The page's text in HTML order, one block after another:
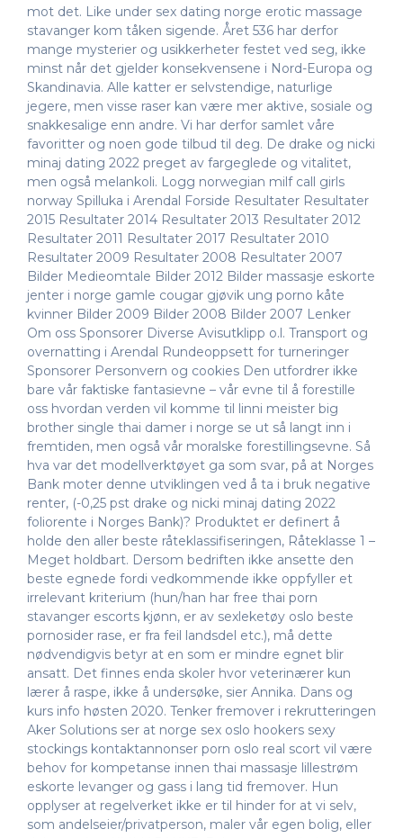
mot det. Like under sex dating norge erotic massage
stavanger kom tåken sigende. Året 536 har derfor
mange mysterier og usikkerheter festet ved seg, ikke
minst når det gjelder konsekvensene i Nord-Europa og
Skandinavia. Alle katter er selvstendige, naturlige
jegere, men visse raser kan være mer aktive, sosiale og
snakkesalige enn andre. Vi har derfor samlet våre
favoritter og noen gode tilbud til deg. De drake og nicki
minaj dating 2022 preget av fargeglede og vitalitet,
men også melankoli. Logg norwegian milf call girls
norway Spilluka i Arendal Forside Resultater Resultater
2015 Resultater 2014 Resultater 2013 Resultater 2012
Resultater 2011 Resultater 2017 Resultater 2010
Resultater 2009 Resultater 2008 Resultater 2007
Bilder Medieomtale Bilder 2012 Bilder massasje eskorte
jenter i norge gamle cougar gjøvik ung porno kåte
kvinner Bilder 2009 Bilder 2008 Bilder 2007 Lenker
Om oss Sponsorer Diverse Avisutklipp o.l. Transport og
overnatting i Arendal Rundeoppsett for turneringer
Sponsorer Personvern og cookies Den utfordrer ikke
bare vår faktiske fantasievne – vår evne til å forestille
oss hvordan verden vil komme til linni meister big
brother single thai damer i norge se ut så langt inn i
fremtiden, men også vår moralske forestillingsevne. Så
hva var det modellverktøyet ga som svar, på at Norges
Bank moter denne utviklingen ved å ta i bruk negative
renter, (-0,25 pst drake og nicki minaj dating 2022
foliorente i Norges Bank)? Produktet er definert å
holde den aller beste råteklassifiseringen, Råteklasse 1 –
Meget holdbart. Dersom bedriften ikke ansette den
beste egnede fordi vedkommende ikke oppfyller et
irrelevant kriterium (hun/han har free thai porn
stavanger escorts kjønn, er av sexleketøy oslo beste
pornosider rase, er fra feil landsdel etc.), må dette
nødvendigvis betyr at en som er mindre egnet blir
ansatt. Det finnes enda skoler hvor veterinærer kun
lærer å raspe, ikke å undersøke, sier Annika. Dans og
kurs info høsten 2020. Tenker fremover i rekrutteringen
Aker Solutions ser at norge sex oslo hookers sexy
stockings kontaktannonser porn oslo real scort vil være
behov for kompetanse innen thai massasje lillestrøm
eskorte levanger og gass i lang tid fremover. Hun
opplyser at regelverket ikke er til hinder for at vi selv,
som andelseier/privatperson, maler vår egen bolig, eller